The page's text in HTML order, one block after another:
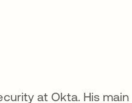
at Okta. His main